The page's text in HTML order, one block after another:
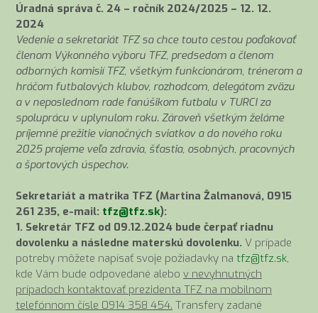
Úradná správa č. 24 – ročník 2024/2025 – 12. 12.
2024
Vedenie a sekretariát TFZ sa chce touto cestou poďakovať
členom Výkonného výboru TFZ, predsedom a členom
odborných komisií TFZ, všetkým funkcionárom, trénerom a
hráčom futbalových klubov, rozhodcom, delegátom zväzu
a v neposlednom rade fanúšikom futbalu v TURCI za
spoluprácu v uplynulom roku. Zároveň všetkým želáme
príjemné prežitie vianočných sviatkov a do nového roku
2025 prajeme veľa zdravia, šťastia, osobných, pracovných
a športových úspechov.
Sekretariát a matrika TFZ (Martina Žalmanová, 0915
261 235, e-mail: tfz@tfz.sk):
1. Sekretár TFZ od 09.12.2024 bude čerpať riadnu
dovolenku a následne materskú dovolenku. V prípade
potreby môžete napísať svoje požiadavky na tfz@tfz.sk,
kde Vám bude odpovedané alebo v nevyhnutných
prípadoch kontaktovať prezidenta TFZ na mobilnom
telefónnom čísle 0914 358 454. Transfery zadané